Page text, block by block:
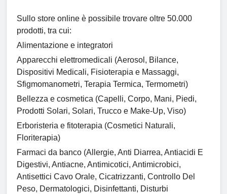
Sullo store online è possibile trovare oltre 50.000
prodotti, tra cui:
Alimentazione e integratori
Apparecchi elettromedicali (Aerosol, Bilance,
Dispositivi Medicali, Fisioterapia e Massaggi,
Sfigmomanometri, Terapia Termica, Termometri)
Bellezza e cosmetica (Capelli, Corpo, Mani, Piedi,
Prodotti Solari, Solari, Trucco e Make-Up, Viso)
Erboristeria e fitoterapia (Cosmetici Naturali,
Floriterapia)
Farmaci da banco (Allergie, Anti Diarrea, Antiacidi E
Digestivi, Antiacne, Antimicotici, Antimicrobici,
Antisettici Cavo Orale, Cicatrizzanti, Controllo Del
Peso, Dermatologici, Disinfettanti, Disturbi